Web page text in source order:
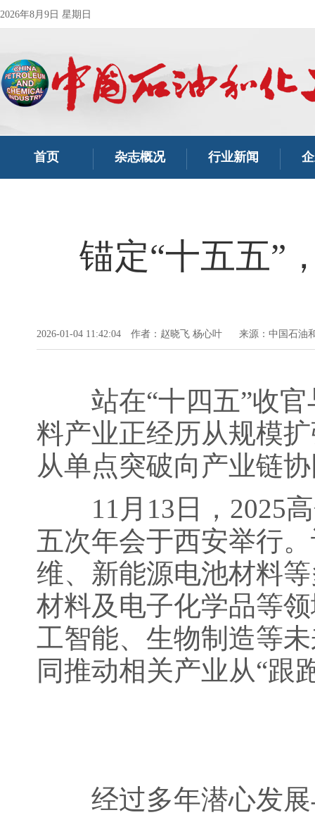
2026年8月9日 星期日
首页 杂志概况 行业新闻
锚定“十五五”
2026-01-04 11:42:04 作者：赵晓飞 杨心叶 来源：中国石油
站在“十四五”收官
料产业正经历从规模
从单点突破向产业链
11月13日，2025高
五次年会于西安举行
维、新能源电池材料
材料及电子化学品等
工智能、生物制造等
同推动相关产业从“跟
经过多年潜心发展